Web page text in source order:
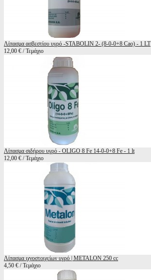
Λίπασμα ασβεστίου υγρό -STABOLIN 2- (8-0-0+8 Cao) - 1 LT
12,00 € / Τεμάχιο
Λίπασμα σιδήρου υγρό - OLIGO 8 Fe 14-0-0+8 Fe - 1 lt
12,00 € / Τεμάχιο
Λίπασμα ιχνοστοιχείων υγρό | METALON 250 cc
4,50 € / Τεμάχιο